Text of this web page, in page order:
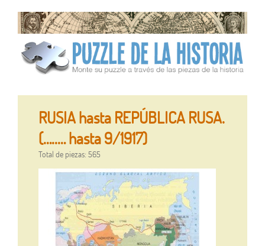
RUSIA hasta REPÚBLICA RUSA.
(…..… hasta 9/1917)
Total de piezas: 565